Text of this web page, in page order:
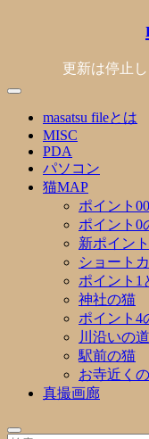
更新は停止
masatsu fileとは
MISC
PDA
パソコン
猫MAP
ポイント
ポイント0
新ポイン
ショート
ポイント1
神社の猫
ポイント4
川沿いの
駅前の猫
お寺近く
真撮画廊